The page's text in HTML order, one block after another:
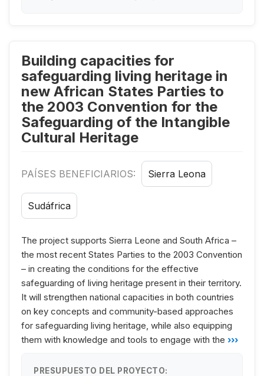
Building capacities for
safeguarding living heritage in
new African States Parties to
the 2003 Convention for the
Safeguarding of the Intangible
Cultural Heritage
PAÍSES BENEFICIARIOS: Sierra Leona
Sudáfrica
The project supports Sierra Leone and South Africa –
the most recent States Parties to the 2003 Convention
– in creating the conditions for the effective
safeguarding of living heritage present in their territory.
It will strengthen national capacities in both countries
on key concepts and community-based approaches
for safeguarding living heritage, while also equipping
them with knowledge and tools to engage with the ›››
PRESUPUESTO DEL PROYECTO: